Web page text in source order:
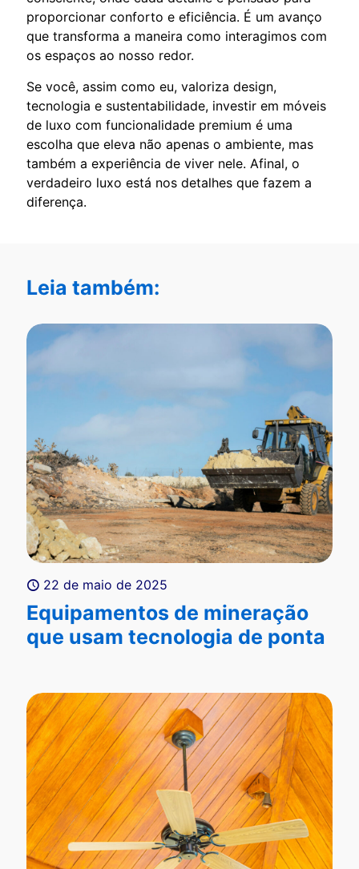
proporcionar conforto e eficiência. É um avanço
que transforma a maneira como interagimos com
os espaços ao nosso redor.
Se você, assim como eu, valoriza design,
tecnologia e sustentabilidade, investir em móveis
de luxo com funcionalidade premium é uma
escolha que eleva não apenas o ambiente, mas
também a experiência de viver nele. Afinal, o
verdadeiro luxo está nos detalhes que fazem a
diferença.
Leia também:
22 de maio de 2025
Equipamentos de mineração
que usam tecnologia de ponta